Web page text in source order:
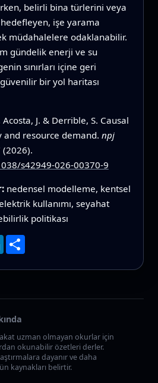
belirli bina türlerini veya
işe yarama
müdahalelere odaklanabilir.
gündelik enerji ve su
sınırları içine geri
bir yol haritası
Acosta, J. & Derrible, S. Causal
resource demand. npj
(2026).
s42949-026-00370-9
nedensel modelleme, kentsel
kullanımı, seyahat
politikası
LinkedInPaylaş
uzman olmayan okurlar için
okunabilir özetleri derler.
dayanır ve daha
kaynakları belirtir.